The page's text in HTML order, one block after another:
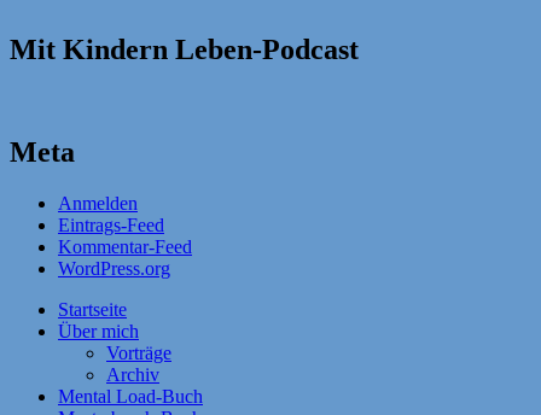
Mit Kindern Leben-Podcast
Meta
Anmelden
Eintrags-Feed
Kommentar-Feed
WordPress.org
Startseite
Über mich
Vorträge
Archiv
Mental Load-Buch